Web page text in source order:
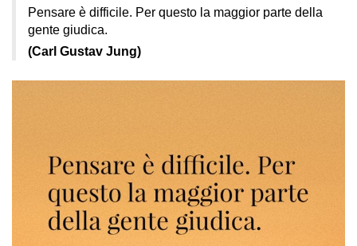
Pensare è difficile. Per questo la maggior parte della
gente giudica.
(Carl Gustav Jung)